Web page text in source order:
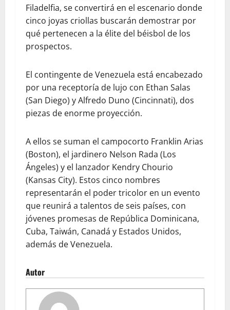
Filadelfia, se convertirá en el escenario donde
cinco joyas criollas buscarán demostrar por
qué pertenecen a la élite del béisbol de los
prospectos.
El contingente de Venezuela está encabezado
por una receptoría de lujo con Ethan Salas
(San Diego) y Alfredo Duno (Cincinnati), dos
piezas de enorme proyección.
A ellos se suman el campocorto Franklin Arias
(Boston), el jardinero Nelson Rada (Los
Ángeles) y el lanzador Kendry Chourio
(Kansas City). Estos cinco nombres
representarán el poder tricolor en un evento
que reunirá a talentos de seis países, con
jóvenes promesas de República Dominicana,
Cuba, Taiwán, Canadá y Estados Unidos,
además de Venezuela.
Autor